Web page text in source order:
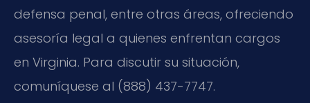
defensa penal, entre otras áreas, ofreciendo
asesoría legal a quienes enfrentan cargos
en Virginia. Para discutir su situación,
comuníquese al (888) 437-7747.